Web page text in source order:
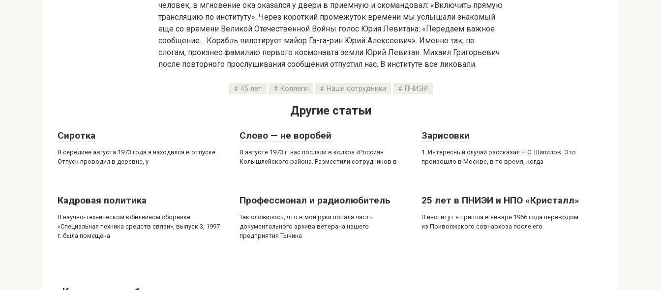
человек, в мгновение ока оказался у двери в приемную и скомандовал: «Включить прямую
трансляцию по институту». Через короткий промежуток времени мы услышали знакомый
еще со времени Великой Отечественной Войны голос Юрия Левитана: «Передаем важное
сообщение… Корабль пилотирует майор Га-га-рин Юрий Алексеевич». Именно так, по
слогам, произнес фамилию первого космонавта земли Юрий Левитан. Михаил Григорьевич
после повторного прослушивания сообщения отпустил нас. В институте все ликовали.
45 лет Коллеги Наши сотрудники ПНИЭИ
Другие статьи
Сиротка
В середине августа 1973 года я находился в отпуске.
Отпуск проводил в деревне, у
Слово — не воробей
В августе 1973 г. нас послали в колхоз «Россия»
Колышлейского района. Разместили сотрудников в
Зарисовки
1. Интересный случай рассказал Н.С. Шипилов. Это
произошло в Москве, в то время, когда
Кадровая политика
В научно-техническом юбилейном сборнике
«Специальная техника средств связи», выпуск 3, 1997
г. была помещена
Профессионал и радиолюбитель
Так сложилось, что в мои руки попала часть
документального архива ветерана нашего
предприятия Тычина
25 лет в ПНИЭИ и НПО «Кристалл»
В институт я пришла в январе 1966 года переводом
из Приволжского совнархоза после его